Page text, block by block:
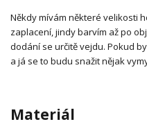
Někdy mívám některé velikosti
zaplacení, jindy barvím až po
dodání se určitě vejdu. Pokud
a já se to budu snažit nějak
Materiál